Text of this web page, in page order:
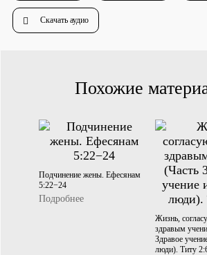
Скачать аудио
Похожие
Подчинение жены. Ефесянам
5:22−24
Подробнее
Жизнь,
здравым
Здравое
люди). Титу